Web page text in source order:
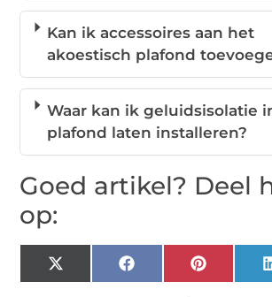
Kan ik accessoires aan het
akoestisch plafond
Waar kan ik geluidsisolatie
plafond laten installeren?
Goed artikel? Deel
op:
X
(Twitter)
Facebook